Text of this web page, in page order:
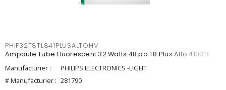
PHIF32T8TL841PLUSALTOHV
Ampoule Tube Fluorescent 32 Watts 48 po T8 Plus Alto 4100°K
Manufacturier :
PHILIPS ELECTRONICS -LIGHT
# Manufacturier : 281790